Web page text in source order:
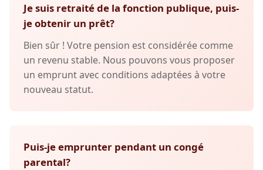
Je suis retraité de la fonction publique, puis-
je obtenir un prêt?
Bien sûr ! Votre pension est considérée comme
un revenu stable. Nous pouvons vous proposer
un emprunt avec conditions adaptées à votre
nouveau statut.
Puis-je emprunter pendant un congé
parental?